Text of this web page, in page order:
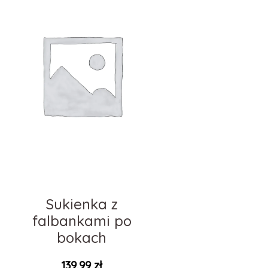
Sukienka z
falbankami po
bokach